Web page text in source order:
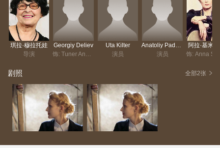
琪拉·穆拉托娃
导演
Georgiy Deliev
Uta Kilter
演员
演员
阿拉·基米
剧照 全部2张